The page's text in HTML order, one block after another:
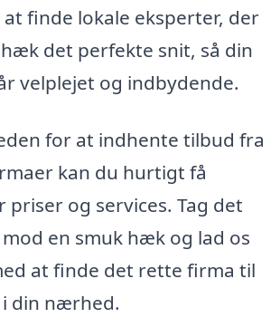
finde lokale eksperter, der
det perfekte snit, så din
velplejet og indbydende.
for at indhente tilbud fra
kan du hurtigt få
priser og services. Tag det
en smuk hæk og lad os
at finde det rette firma til
din nærhed.